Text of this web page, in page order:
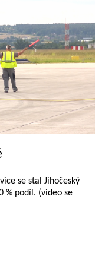
se stal Jihočeský
% podíl. (video se